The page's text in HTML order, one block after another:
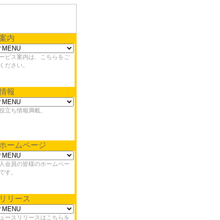
内
ビス案内は、こちらをご
ださい。
報
立ち情報満載。
ームページ
会員の皆様のホームペー
す。
リース
ースリリースはこちらを